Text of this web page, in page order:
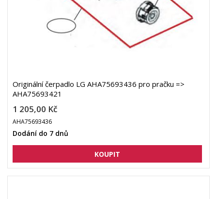
Originální čerpadlo LG AHA75693436 pro pračku =>
AHA75693421
1 205,00 Kč
AHA75693436
Dodání do 7 dnů